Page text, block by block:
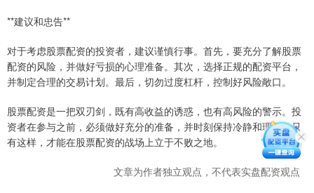
**建议和忠告**
对于考虑股票配资的投资者，建议谨慎行事。首先，要充分了解股票
配资的风险，并做好亏损的心理准备。其次，选择正规的配资平台，
并制定合理的交易计划。最后，切勿过度杠杆，控制好风险敞口。
股票配资是一把双刃剑，既有高收益的诱惑，也有高风险的警示。投
资者在参与之前，必须做好充分的准备，并时刻保持冷静和理性。只
有这样，才能在股票配资的战场上立于不败之地。
文章为作者独立观点，不代表实盘配资观点